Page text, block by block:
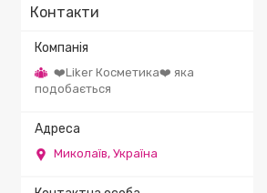
Контакти
❤️Liker Косметика❤️ яка
подобається
Миколаїв, Україна